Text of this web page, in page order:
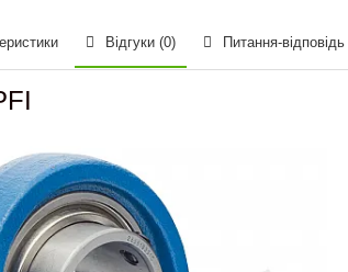
Відгуки (0) Питання-відповідь